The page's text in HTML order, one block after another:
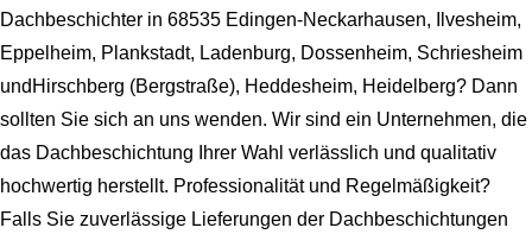
Dachbeschichter in 68535 Edingen-Neckarhausen, Ilvesheim,
Eppelheim, Plankstadt, Ladenburg, Dossenheim, Schriesheim
undHirschberg (Bergstraße), Heddesheim, Heidelberg? Dann
sollten Sie sich an uns wenden. Wir sind ein Unternehmen, die
das Dachbeschichtung Ihrer Wahl verlässlich und qualitativ
hochwertig herstellt. Professionalität und Regelmäßigkeit?
Falls Sie zuverlässige Lieferungen der Dachbeschichtungen